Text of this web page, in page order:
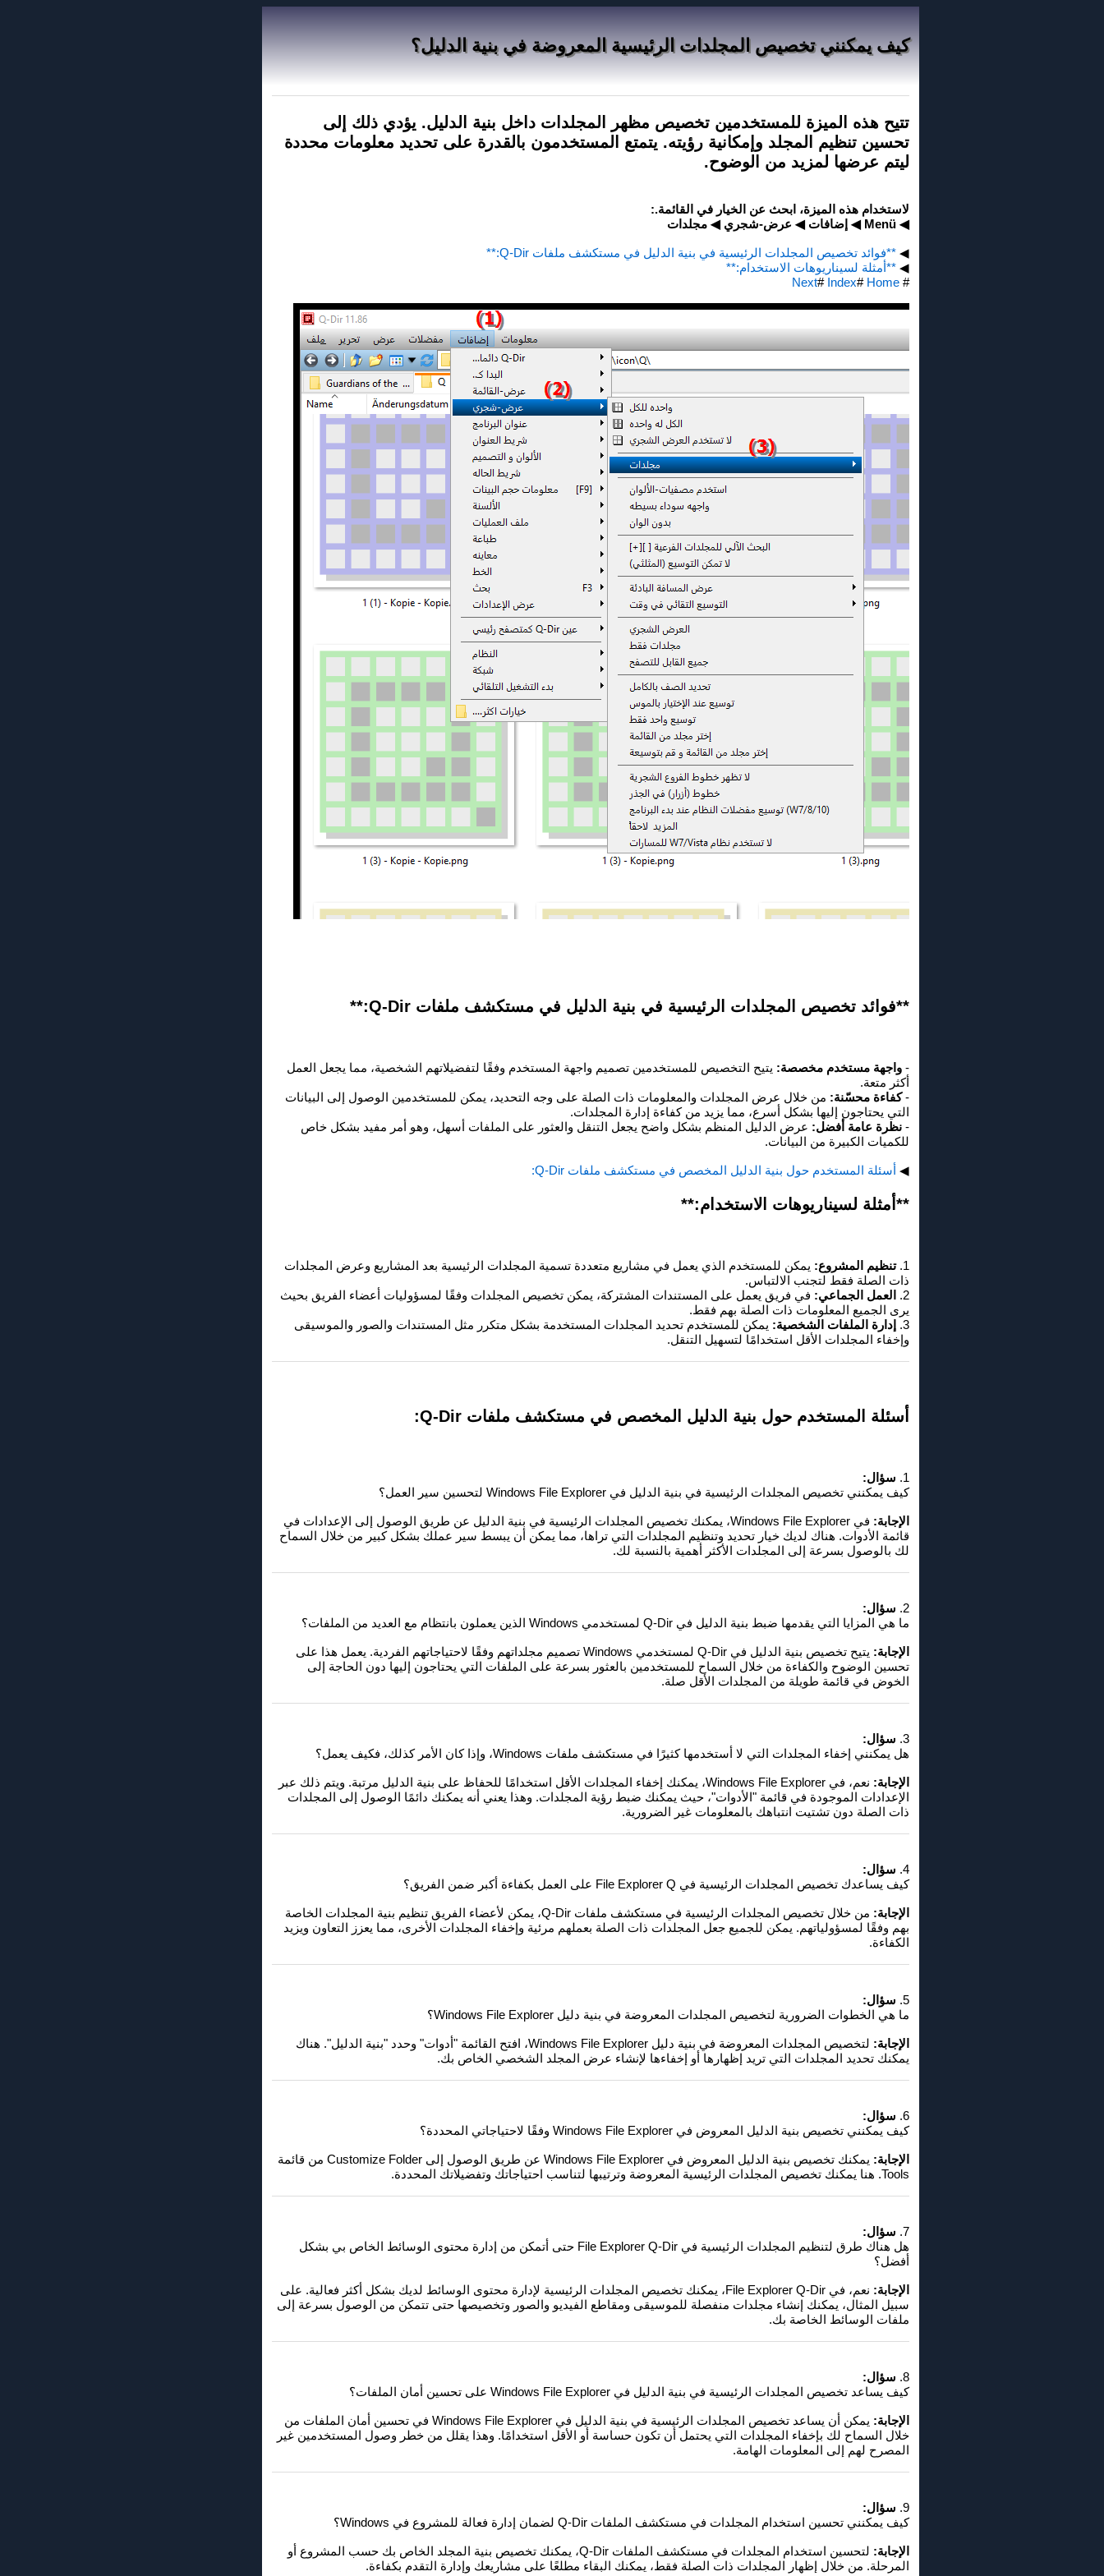
كيف يمكنني تخصيص المجلدات الرئيسية المعروضة في بنية الدليل؟
تتيح هذه الميزة للمستخدمين تخصيص مظهر المجلدات داخل بنية الدليل. يؤدي ذلك إلى
تحسين تنظيم المجلد وإمكانية رؤيته. يتمتع المستخدمون بالقدرة على تحديد معلومات محددة
ليتم عرضها لمزيد من الوضوح.
لاستخدام هذه الميزة، ابحث عن الخيار في القائمة.:
◀ Menü ◀ إضافات ◀ عرض-شجري ◀ مجلدات
◀ **فوائد تخصيص المجلدات الرئيسية في بنية الدليل في مستكشف ملفات Q-Dir:**
◀ **أمثلة لسيناريوهات الاستخدام:**
#
Next# Index# Home
**فوائد تخصيص المجلدات الرئيسية في بنية الدليل في مستكشف ملفات Q-Dir:**
- واجهة مستخدم مخصصة: يتيح التخصيص للمستخدمين تصميم واجهة المستخدم وفقًا لتفضيلاتهم الشخصية، مما يجعل العمل
أكثر متعة.
-كفاءة محسّنة: من خلال عرض المجلدات والمعلومات ذات الصلة على وجه التحديد، يمكن للمستخدمين الوصول إلى البيانات
التي يحتاجون إليها بشكل أسرع، مما يزيد من كفاءة إدارة المجلدات.
- نظرة عامة أفضل: عرض الدليل المنظم بشكل واضح يجعل التنقل والعثور على الملفات أسهل، وهو أمر مفيد بشكل خاص
للكميات الكبيرة من البيانات.
◀ أسئلة المستخدم حول بنية الدليل المخصص في مستكشف ملفات Q-Dir:
**أمثلة لسيناريوهات الاستخدام:**
1. تنظيم المشروع: يمكن للمستخدم الذي يعمل في مشاريع متعددة تسمية المجلدات الرئيسية بعد المشاريع وعرض المجلدات
ذات الصلة فقط لتجنب الالتباس.
2.
العمل الجماعي: في فريق يعمل على المستندات المشتركة، يمكن تخصيص المجلدات وفقًا لمسؤوليات أعضاء الفريق بحيث
يرى الجميع المعلومات ذات الصلة بهم فقط.
3.
إدارة الملفات الشخصية: يمكن للمستخدم تحديد المجلدات المستخدمة بشكل متكرر مثل المستندات والصور والموسيقى
وإخفاء المجلدات الأقل استخدامًا لتسهيل التنقل.
أسئلة المستخدم حول بنية الدليل المخصص في مستكشف ملفات Q-Dir:
1. سؤال:
كيف يمكنني تخصيص المجلدات الرئيسية في بنية الدليل في Windows File Explorer لتحسين سير العمل؟
الإجابة:
في Windows File Explorer، يمكنك تخصيص المجلدات الرئيسية في بنية الدليل عن طريق الوصول إلى الإعدادات في
قائمة الأدوات. هناك لديك خيار تحديد وتنظيم المجلدات التي تراها، مما يمكن أن يبسط سير عملك بشكل كبير من خلال السماح
لك بالوصول بسرعة إلى المجلدات الأكثر أهمية بالنسبة لك.
2. سؤال:
ما هي المزايا التي يقدمها ضبط بنية الدليل في Q-Dir لمستخدمي Windows الذين يعملون بانتظام مع العديد من الملفات؟
الإجابة:
يتيح تخصيص بنية الدليل في Q-Dir لمستخدمي Windows تصميم مجلداتهم وفقًا لاحتياجاتهم الفردية. يعمل هذا على
تحسين الوضوح والكفاءة من خلال السماح للمستخدمين بالعثور بسرعة على الملفات التي يحتاجون إليها دون الحاجة إلى
الخوض في قائمة طويلة من المجلدات الأقل صلة.
3. سؤال:
هل يمكنني إخفاء المجلدات التي لا أستخدمها كثيرًا في مستكشف ملفات Windows، وإذا كان الأمر كذلك، فكيف يعمل؟
الإجابة:
نعم، في Windows File Explorer، يمكنك إخفاء المجلدات الأقل استخدامًا للحفاظ على بنية الدليل مرتبة. ويتم ذلك عبر
الإعدادات الموجودة في قائمة "الأدوات"، حيث يمكنك ضبط رؤية المجلدات. وهذا يعني أنه يمكنك دائمًا الوصول إلى المجلدات
ذات الصلة دون تشتيت انتباهك بالمعلومات غير الضرورية.
4. سؤال:
كيف يساعدك تخصيص المجلدات الرئيسية في File Explorer Q على العمل بكفاءة أكبر ضمن الفريق؟
الإجابة:
من خلال تخصيص المجلدات الرئيسية في مستكشف ملفات Q-Dir، يمكن لأعضاء الفريق تنظيم بنية المجلدات الخاصة
بهم وفقًا لمسؤولياتهم. يمكن للجميع جعل المجلدات ذات الصلة بعملهم مرئية وإخفاء المجلدات الأخرى، مما يعزز التعاون ويزيد
الكفاءة.
5. سؤال:
ما هي الخطوات الضرورية لتخصيص المجلدات المعروضة في بنية دليل Windows File Explorer؟
الإجابة:
لتخصيص المجلدات المعروضة في بنية دليل Windows File Explorer، افتح القائمة "أدوات" وحدد "بنية الدليل". هناك
يمكنك تحديد المجلدات التي تريد إظهارها أو إخفاءها لإنشاء عرض المجلد الشخصي الخاص بك.
6. سؤال:
كيف يمكنني تخصيص بنية الدليل المعروض في Windows File Explorer وفقًا لاحتياجاتي المحددة؟
الإجابة:
يمكنك تخصيص بنية الدليل المعروض في Windows File Explorer عن طريق الوصول إلى Customize Folder من قائمة
Tools. هنا يمكنك تخصيص المجلدات الرئيسية المعروضة وترتيبها لتناسب احتياجاتك وتفضيلاتك المحددة.
7. سؤال:
هل هناك طرق لتنظيم المجلدات الرئيسية في File Explorer Q-Dir حتى أتمكن من إدارة محتوى الوسائط الخاص بي بشكل
أفضل؟
الإجابة:
نعم، في File Explorer Q-Dir، يمكنك تخصيص المجلدات الرئيسية لإدارة محتوى الوسائط لديك بشكل أكثر فعالية. على
سبيل المثال، يمكنك إنشاء مجلدات منفصلة للموسيقى ومقاطع الفيديو والصور وتخصيصها حتى تتمكن من الوصول بسرعة إلى
ملفات الوسائط الخاصة بك.
8. سؤال:
كيف يساعد تخصيص المجلدات الرئيسية في بنية الدليل في Windows File Explorer على تحسين أمان الملفات؟
الإجابة:
يمكن أن يساعد تخصيص المجلدات الرئيسية في بنية الدليل في Windows File Explorer في تحسين أمان الملفات من
خلال السماح لك بإخفاء المجلدات التي يحتمل أن تكون حساسة أو الأقل استخدامًا. وهذا يقلل من خطر وصول المستخدمين غير
المصرح لهم إلى المعلومات الهامة.
9. سؤال:
كيف يمكنني تحسين استخدام المجلدات في مستكشف الملفات Q-Dir لضمان إدارة فعالة للمشروع في Windows؟
الإجابة:
لتحسين استخدام المجلدات في مستكشف الملفات Q-Dir، يمكنك تخصيص بنية المجلد الخاص بك حسب المشروع أو
المرحلة. من خلال إظهار المجلدات ذات الصلة فقط، يمكنك البقاء مطلعًا على مشاريعك وإدارة التقدم بكفاءة.